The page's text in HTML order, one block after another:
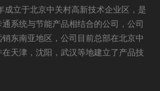
成立于北京中关村高新技术企业区，是
系统与节能产品相结合的公司，公司
东南亚地区，公司目前总部在北京中
天津，沈阳，武汉等地建立了产品技